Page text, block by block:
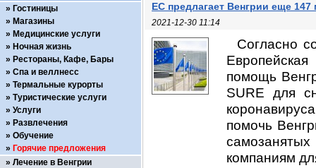
ЕС предлагает Венгрии еще 147
2021-12-30 11:14
Согласно
помощь
SURE для
помочь
компаниям
Гостиницы
Магазины
Медицинские услуги
Ночная жизнь
Рестораны, Кафе, Бары
Спа и веллнесс
Термальные курорты
Туристические услуги
Услуги
Развлечения
Обучение
Горячие предложения
Лечение в Венгрии